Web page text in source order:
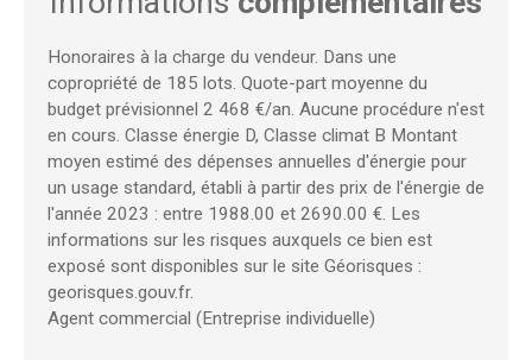
Honoraires à la charge du vendeur. Dans une
copropriété de 185 lots. Quote-part moyenne du
budget prévisionnel 2 468 €/an. Aucune procédure n'est
en cours. Classe énergie D, Classe climat B Montant
moyen estimé des dépenses annuelles d'énergie pour
un usage standard, établi à partir des prix de l'énergie de
l'année 2023 : entre 1988.00 et 2690.00 €. Les
informations sur les risques auxquels ce bien est
exposé sont disponibles sur le site Géorisques :
georisques.gouv.fr.
Agent commercial (Entreprise individuelle)